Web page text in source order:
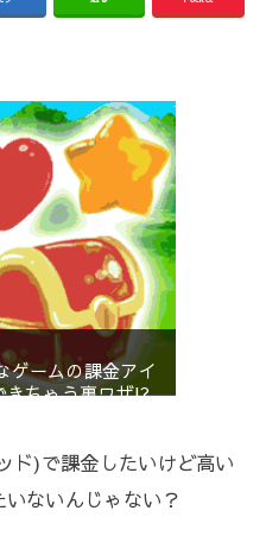
ゲームの課金アイ
ちゃう裏ワザ!?
ド)で課金したいけど高い
ないんじゃない？